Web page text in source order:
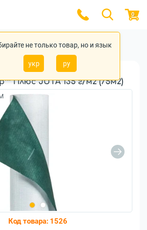
не только товар, но и язык
укр ру
0
мембрана
JUTA
мембрана
Плюс JUTA 135 г/м2 (75м2)
Код товара: 1526